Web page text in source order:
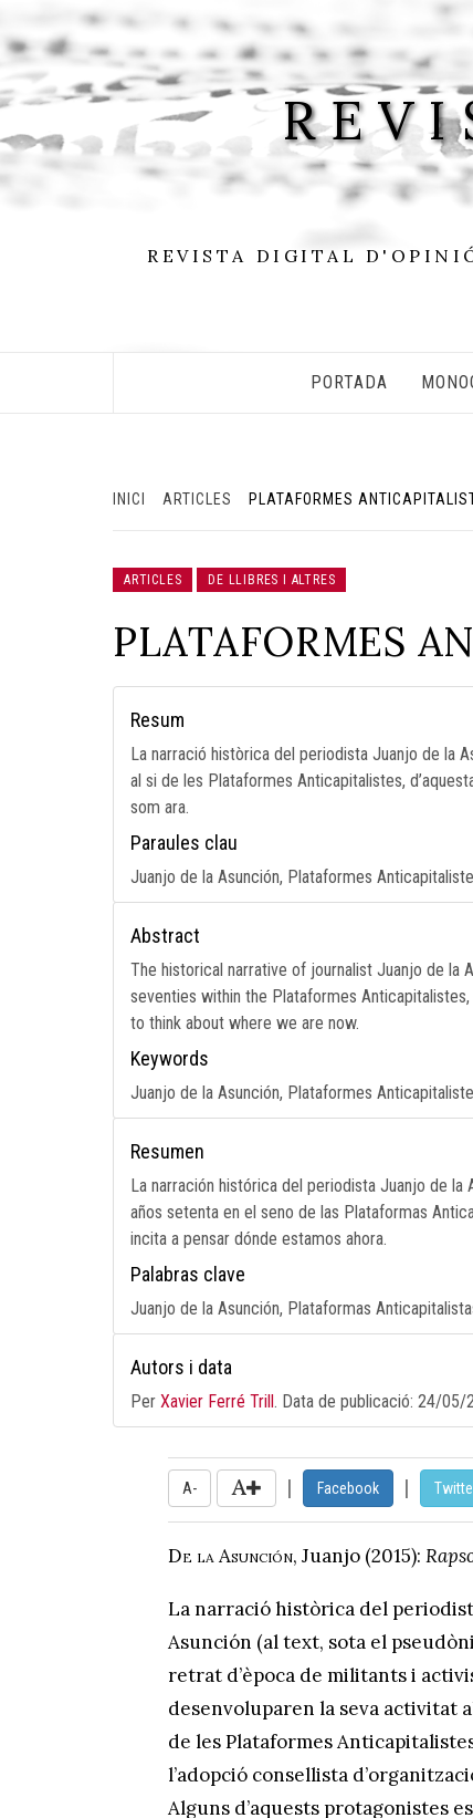
to
content
REVISTA DIGITAL
PORTADA
INICI ARTICLES PLATAFORMES
ARTICLES DE LLIBRES I ALTRES
PLATAFORMES
Resum
La narració històrica del periodista Juanjo de la
al si de les Plataformes Anticapitalistes,
som ara.
Paraules clau
Juanjo de la Asunción, Plataformes
Abstract
The historical narrative of journalist Juanjo de la
seventies within the Plataformes
to think about where we are now.
Keywords
Juanjo de la Asunción, Plataformes
Resumen
La narración histórica del periodista Juanjo de
años setenta en el seno de las Plataformas
incita a pensar dónde estamos ahora.
Palabras clave
Juanjo de la Asunción, Plataformas
Autors i data
Per Xavier Ferré Trill. Data de publicació: 24/05/
A- | Facebook |
De la Asunción, Juanjo (2015):
La narració històrica del
Asunción (al text, sota el
retrat d’època de militants i
desenvoluparen la seva activitat
de les Plataformes
l’adopció consellista
Alguns d’aquests protagonistes